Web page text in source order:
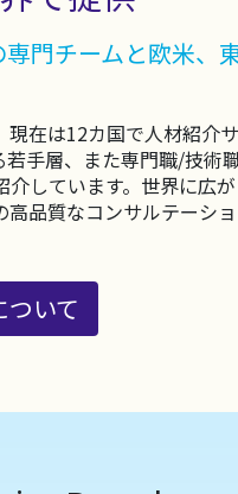
門チームと欧米、
在は12カ国で人材紹介
手層、また専門職/技術
しています。世界に広
品質なコンサルテーシ
いて